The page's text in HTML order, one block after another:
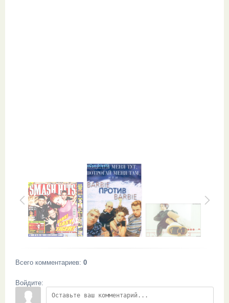
Всего комментариев: 0
Войдите: